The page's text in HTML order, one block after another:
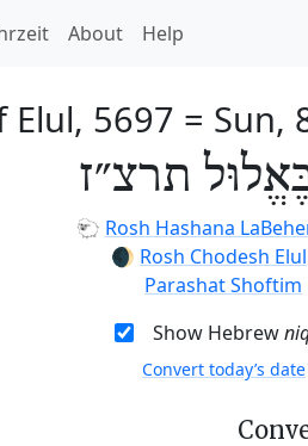
About Help
Elul, 5697 = Sun,
תרצ״ז
🐑 Rosh Hashana
🌒 Rosh Chodesh Elul
Parashat Shoftim
Show Hebrew
Convert today’s date